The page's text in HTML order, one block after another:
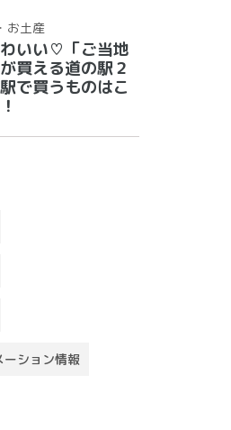
お土産
わいい♡「ご当地
買える道の駅２
で買うものはこ
ション情報